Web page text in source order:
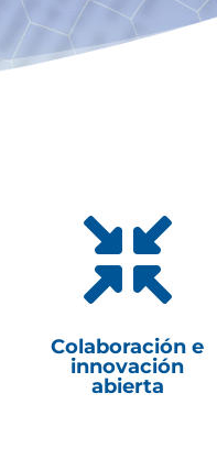

Colaboración e
innovación
abierta